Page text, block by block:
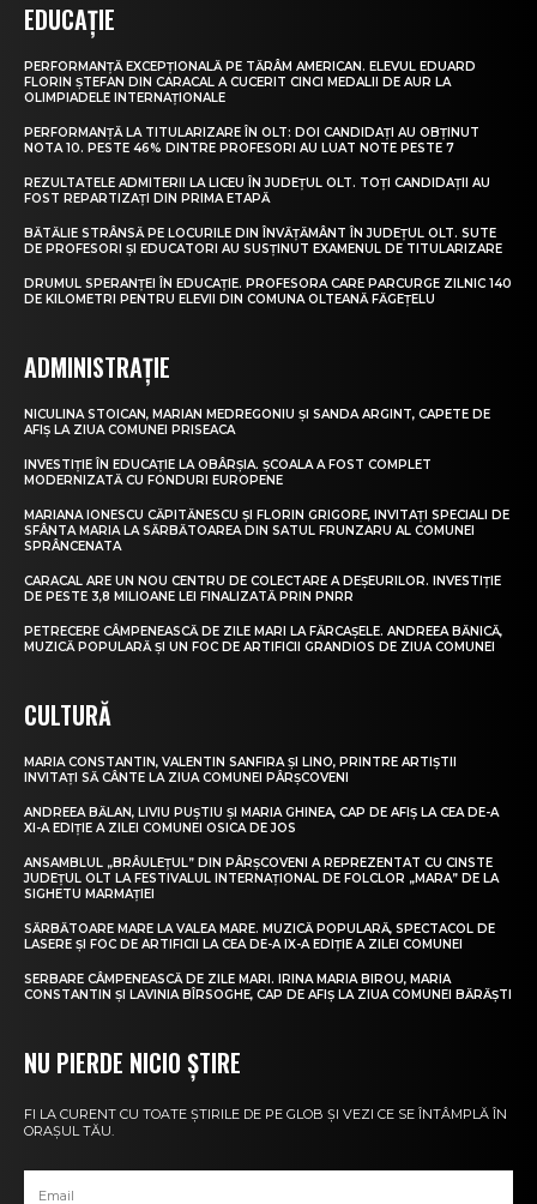
EDUCAȚIE
PERFORMANȚĂ EXCEPȚIONALĂ PE TĂRÂM AMERICAN. ELEVUL EDUARD
FLORIN ȘTEFAN DIN CARACAL A CUCERIT CINCI MEDALII DE AUR LA
OLIMPIADELE INTERNAȚIONALE
PERFORMANȚĂ LA TITULARIZARE ÎN OLT: DOI CANDIDAȚI AU OBȚINUT
NOTA 10. PESTE 46% DINTRE PROFESORI AU LUAT NOTE PESTE 7
REZULTATELE ADMITERII LA LICEU ÎN JUDEȚUL OLT. TOȚI CANDIDAȚII AU
FOST REPARTIZAȚI DIN PRIMA ETAPĂ
BĂTĂLIE STRÂNSĂ PE LOCURILE DIN ÎNVĂȚĂMÂNT ÎN JUDEȚUL OLT. SUTE
DE PROFESORI ȘI EDUCATORI AU SUSȚINUT EXAMENUL DE TITULARIZARE
DRUMUL SPERANȚEI ÎN EDUCAȚIE. PROFESORA CARE PARCURGE ZILNIC 140
DE KILOMETRI PENTRU ELEVII DIN COMUNA OLTEANĂ FĂGEȚELU
ADMINISTRAȚIE
NICULINA STOICAN, MARIAN MEDREGONIU ȘI SANDA ARGINT, CAPETE DE
AFIȘ LA ZIUA COMUNEI PRISEACA
INVESTIȚIE ÎN EDUCAȚIE LA OBÂRȘIA. ȘCOALA A FOST COMPLET
MODERNIZATĂ CU FONDURI EUROPENE
MARIANA IONESCU CĂPITĂNESCU ȘI FLORIN GRIGORE, INVITAȚI SPECIALI DE
SFÂNTA MARIA LA SĂRBĂTOAREA DIN SATUL FRUNZARU AL COMUNEI
SPRÂNCENATA
CARACAL ARE UN NOU CENTRU DE COLECTARE A DEȘEURILOR. INVESTIȚIE
DE PESTE 3,8 MILIOANE LEI FINALIZATĂ PRIN PNRR
PETRECERE CÂMPENEASCĂ DE ZILE MARI LA FĂRCAȘELE. ANDREEA BĂNICĂ,
MUZICĂ POPULARĂ ȘI UN FOC DE ARTIFICII GRANDIOS DE ZIUA COMUNEI
CULTURĂ
MARIA CONSTANTIN, VALENTIN SANFIRA ȘI LINO, PRINTRE ARTIȘTII
INVITAȚI SĂ CÂNTE LA ZIUA COMUNEI PÂRȘCOVENI
ANDREEA BĂLAN, LIVIU PUȘTIU ȘI MARIA GHINEA, CAP DE AFIȘ LA CEA DE-A
XI-A EDIȚIE A ZILEI COMUNEI OSICA DE JOS
ANSAMBLUL „BRÂULEȚUL” DIN PÂRȘCOVENI A REPREZENTAT CU CINSTE
JUDEȚUL OLT LA FESTIVALUL INTERNAȚIONAL DE FOLCLOR „MARA” DE LA
SIGHETU MARMAȚIEI
SĂRBĂTOARE MARE LA VALEA MARE. MUZICĂ POPULARĂ, SPECTACOL DE
LASERE ȘI FOC DE ARTIFICII LA CEA DE-A IX-A EDIȚIE A ZILEI COMUNEI
SERBARE CÂMPENEASCĂ DE ZILE MARI. IRINA MARIA BIROU, MARIA
CONSTANTIN ȘI LAVINIA BÎRSOGHE, CAP DE AFIȘ LA ZIUA COMUNEI BĂRĂȘTI
NU PIERDE NICIO ȘTIRE
FI LA CURENT CU TOATE ȘTIRILE DE PE GLOB ȘI VEZI CE SE ÎNTÂMPLĂ ÎN
ORAȘUL TĂU.